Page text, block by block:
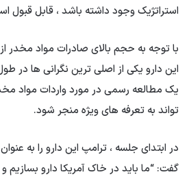
استراتژیک وجود داشته باشد ، قابل قبول
با توجه به حجم بالای صادرات مواد مخدر از
این دارو یکی از اصلی ترین نگرانی ها در
یک مطالعه رسمی در مورد واردات مواد
تواند به تعرفه های ویژه منجر شود.
در ابتدای جلسه ، ترامپ این دارو را به
گفت: “ما باید در خاک آمریکا دارو بسازیم و